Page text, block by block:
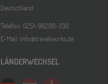
Deutschland
Telefon: 0251-98209-330
E-Mail: info@travelworks.de
LÄNDERWECHSEL